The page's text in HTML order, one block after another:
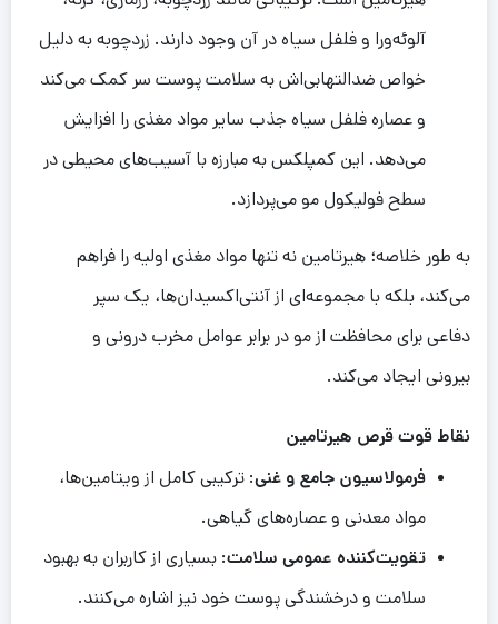
آلوئه‌ورا و فلفل سیاه در آن وجود دارند. زردچوبه به دلیل
خواص ضدالتهابی‌اش به سلامت پوست سر کمک می‌کند
و عصاره فلفل سیاه جذب سایر مواد مغذی را افزایش
می‌دهد. این کمپلکس به مبارزه با آسیب‌های محیطی در
سطح فولیکول مو می‌پردازد.
به طور خلاصه؛ هیرتامین نه تنها مواد مغذی اولیه را فراهم
می‌کند، بلکه با مجموعه‌ای از آنتی‌اکسیدان‌ها، یک سپر
دفاعی برای محافظت از مو در برابر عوامل مخرب درونی و
بیرونی ایجاد می‌کند.
نقاط قوتقرص هیرتامین
فرمولاسیون جامع و غنی: ترکیبی کامل از ویتامین‌ها،
مواد معدنی و عصاره‌های گیاهی.
تقویت‌کننده عمومی سلامت: بسیاری از کاربران به بهبود
سلامت و درخشندگی پوست خود نیز اشاره می‌کنند.